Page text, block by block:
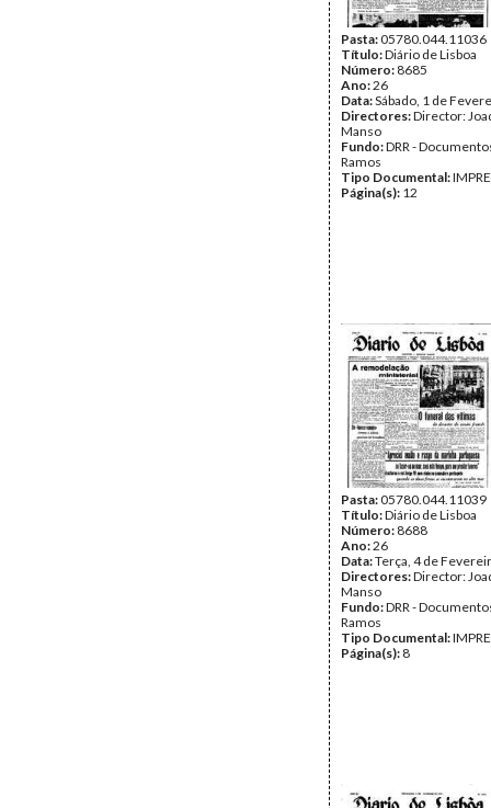
Pasta:05780.044.11036
Título:Diário de Lisboa
Número: 8685
Ano:26
Data:Sábado, 1 de
Directores:Director:
Manso
Fundo:DRR -
Ramos
Tipo Documental:
Página(s): 12
Pasta:05780.044.11039
Título:Diário de Lisboa
Número: 8688
Ano:26
Data:Terça, 4 de
Directores:Director:
Manso
Fundo:DRR -
Ramos
Tipo Documental:
Página(s): 8